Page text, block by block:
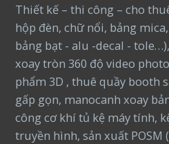
Thiết kế – thi công – cho
hộp đèn, chữ nổi, bảng
bảng bạt - alu -decal -
xoay tròn 360 độ video
phẩm 3D , thuê quầy booth
gấp gọn, manocanh xoay
công cơ khí tủ kệ máy tính,
truyền hình, sản xuất POSM